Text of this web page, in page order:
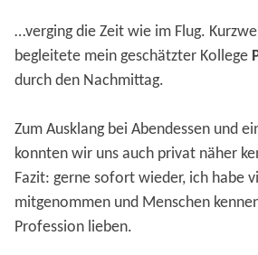
…verging die Zeit wie im Flug.
begleitete mein geschätzter Kollege
durch den Nachmittag.
Zum Ausklang bei Abendessen und
konnten wir uns auch privat näher
Fazit: gerne sofort wieder, ich habe
mitgenommen und Menschen
Profession lieben.